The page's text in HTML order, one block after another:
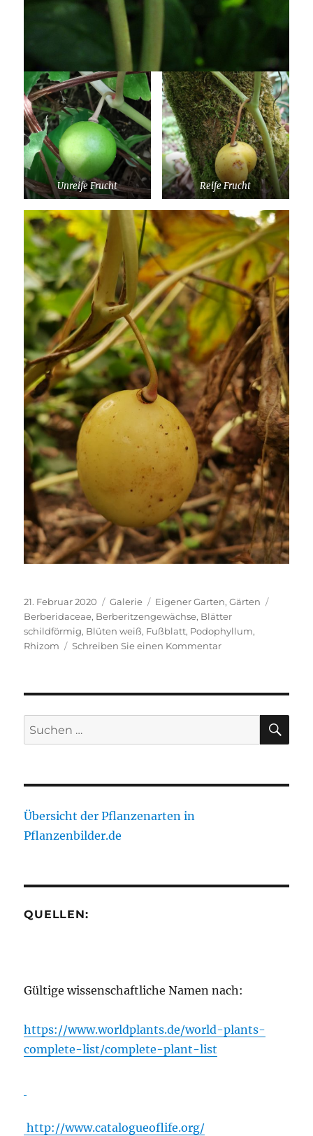
Unreife Frucht Reife Frucht
Veröffentlicht
am
21. Februar 2020 Format
Galerie Kategorien
Eigener Garten,Gärten
Berberidaceae, Berberitzengewächse, Blätter
schildförmig, Blüten weiß, Fußblatt, Podophyllum,
Rhizom
Schreiben Sie einen Kommentarzu
Suche
nach:
Übersicht der Pflanzenarten in
Pflanzenbilder.de
QUELLEN:
Gültige wissenschaftliche Namen nach:
https://www.worldplants.de/world-plants-
complete-list/complete-plant-list
http://www.catalogueoflife.org/